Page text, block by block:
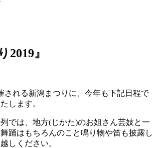
2019』
される新潟まつりに、今年も下記日程で
します。
では、地方(じかた)のお姐さん芸妓と一
踊はもちろんのこと鳴り物や笛も披露し
しください。